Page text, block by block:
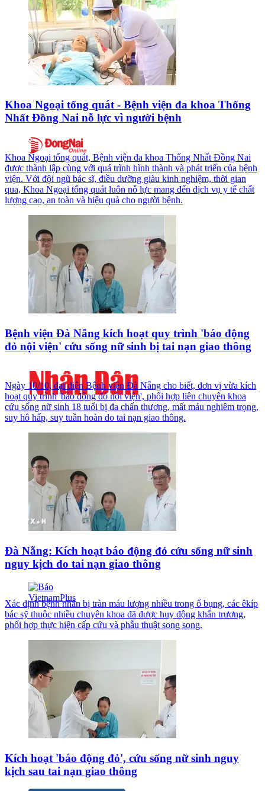
Khoa Ngoại tổng quát - Bệnh viện đa khoa Thống
Nhất Đồng Nai nỗ lực vì người bệnh
Khoa Ngoại tổng quát, Bệnh viện đa khoa Thống Nhất Đồng Nai
được thành lập cùng với quá trình hình thành và phát triển của bệnh
viện. Với đội ngũ bác sĩ, điều dưỡng giàu kinh nghiệm, thời gian
qua, Khoa Ngoại tổng quát luôn nỗ lực mang đến dịch vụ y tế chất
lượng cao, an toàn và hiệu quả cho người bệnh.
Bệnh viện Đà Nẵng kích hoạt quy trình 'báo động
đỏ nội viện' cứu sống nữ sinh bị tai nạn giao thông
Ngày 10/10, đại diện Bệnh viện Đà Nẵng cho biết, đơn vị vừa kích
hoạt quy trình 'báo động đỏ nội viện', phối hợp liên chuyên khoa
cứu sống nữ sinh 18 tuổi bị đa chấn thương, mất máu nghiêm trọng,
suy hô hấp, suy tuần hoàn do tai nạn giao thông.
Đà Nẵng: Kích hoạt báo động đỏ cứu sống nữ sinh
nguy kịch do tai nạn giao thông
Xác định bệnh nhân bị tràn máu lượng nhiều trong ổ bụng, các êkíp
bác sỹ thuộc nhiều chuyên khoa đã được huy động khẩn trương,
phối hợp thực hiện cấp cứu và phẫu thuật song song.
Kích hoạt 'báo động đỏ', cứu sống nữ sinh nguy
kịch sau tai nạn giao thông